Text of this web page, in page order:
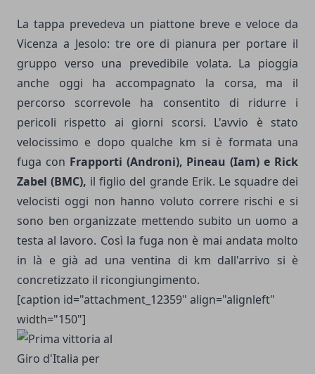
La tappa prevedeva un piattone breve e veloce da
Vicenza a Jesolo: tre ore di pianura per portare il
gruppo verso una prevedibile volata. La pioggia
anche oggi ha accompagnato la corsa, ma il
percorso scorrevole ha consentito di ridurre i
pericoli rispetto ai giorni scorsi. L'avvio è stato
velocissimo e dopo qualche km si è formata una
fuga con Frapporti (Androni), Pineau (Iam) e Rick
Zabel (BMC), il figlio del grande Erik. Le squadre dei
velocisti oggi non hanno voluto correre rischi e si
sono ben organizzate mettendo subito un uomo a
testa al lavoro. Così la fuga non è mai andata molto
in là e già ad una ventina di km dall'arrivo si è
concretizzato il ricongiungimento.
[caption id="attachment_12359" align="alignleft"
width="150"]